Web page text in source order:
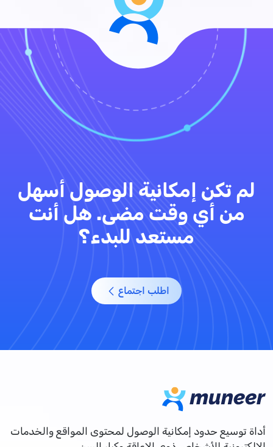
لم تكن إمكانية الوصول أسهل
من أي وقت مضى. هل أنت
مستعد للبدء؟
اطلب اجتماع
أداة توسيع حدود إمكانية الوصول لمحتوى المواقع والخدمات